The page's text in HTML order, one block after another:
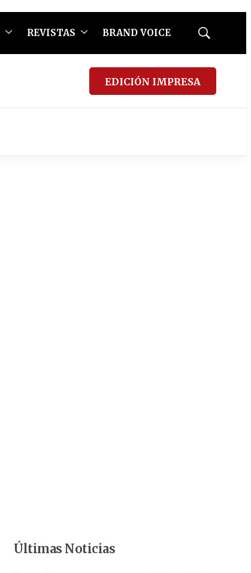
REVISTAS BRAND VOICE
Mostrar
EDICIÓN IMPRESA
Últimas Noticias